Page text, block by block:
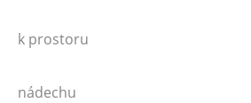
k prostoru
nádechu